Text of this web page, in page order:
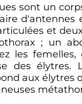
sont un
d'antennes
et
; un
les
des élytres.
aux